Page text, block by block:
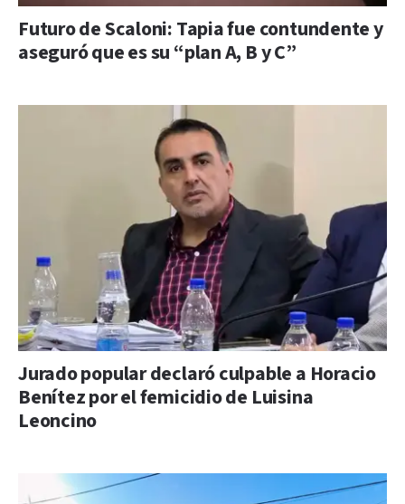
Futuro de Scaloni: Tapia fue contundente y
aseguró que es su “plan A, B y C”
Jurado popular declaró culpable a Horacio
Benítez por el femicidio de Luisina
Leoncino